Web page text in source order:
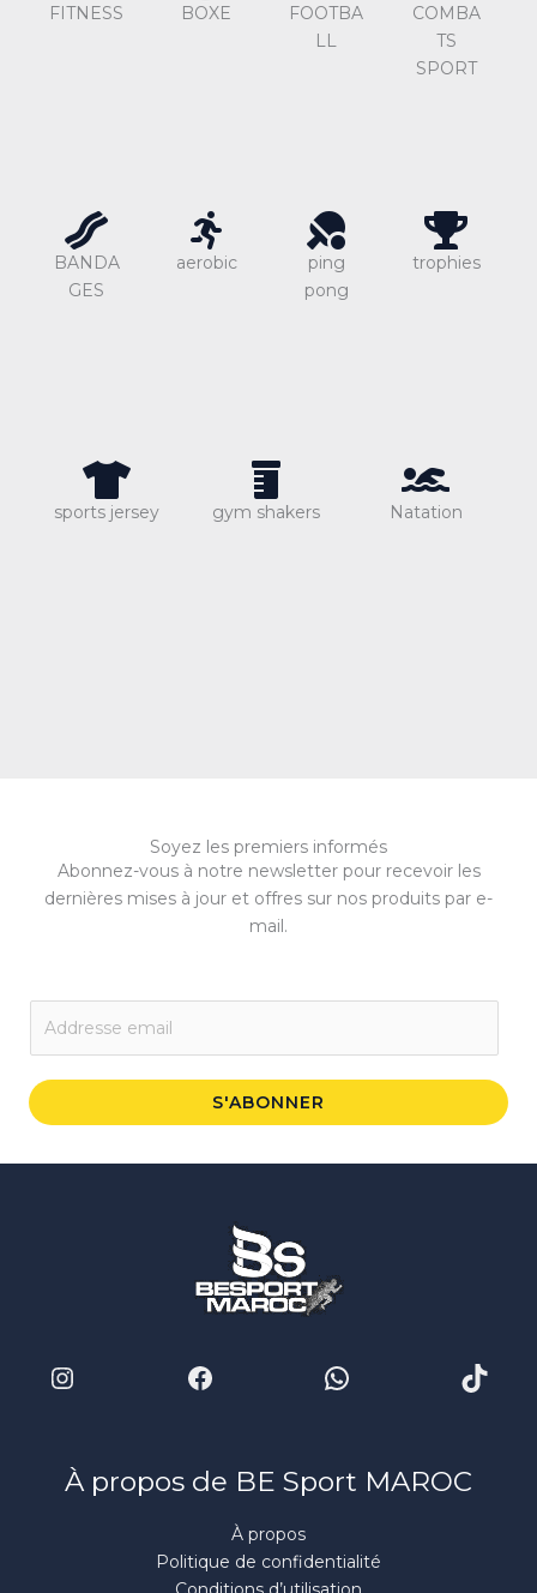
FITNESS BOXE
FOOTBA
LL
COMBA
TS
SPORT
BANDA
GES
aerobic
ping
pong
trophies
sports jersey gym shakers Natation
Soyez les premiers informés
Abonnez-vous à notre newsletter pour recevoir les
dernières mises à jour et offres sur nos produits par e-
mail.
m
i
l
S'ABONNER
Facebook
À propos de BE Sport MAROC
À propos
Politique de confidentialité